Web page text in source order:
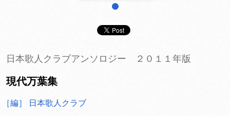
日本歌人クラブアンソロジー ２０１１年版
現代万葉集
［編］ 日本歌人クラブ